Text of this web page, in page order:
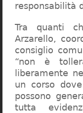
responsabilità
Tra quanti
Arzarello,
consiglio
“non è
liberamente
un corso
possono
tutta